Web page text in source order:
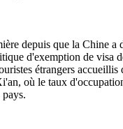
depuis que la Chine
d'exemption de visa
étrangers
où le taux